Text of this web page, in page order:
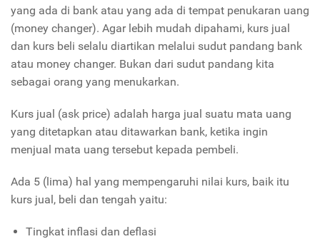
yang ada di bank atau yang ada di tempat penukaran uang
(money changer). Agar lebih mudah dipahami, kurs jual
dan kurs beli selalu diartikan melalui sudut pandang bank
atau money changer. Bukan dari sudut pandang kita
sebagai orang yang menukarkan.
Kurs jual (ask price) adalah harga jual suatu mata uang
yang ditetapkan atau ditawarkan bank, ketika ingin
menjual mata uang tersebut kepada pembeli.
Ada 5 (lima) hal yang mempengaruhi nilai kurs, baik itu
kurs jual, beli dan tengah yaitu:
Tingkat inflasi dan deflasi